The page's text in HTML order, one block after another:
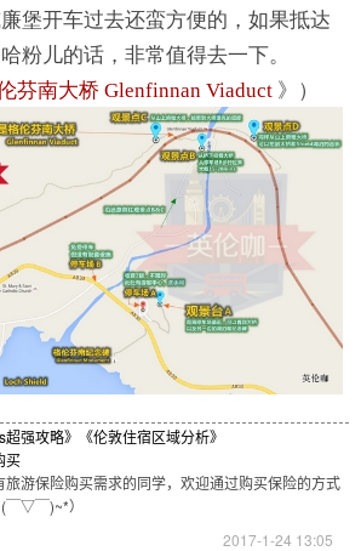
堡开车过去还蛮方便的，如果抵达
粉儿的话，非常值得去一下。
芬南大桥 Glenfinnan Viaduct 》）
强攻略》
《伦敦住宿区域分析》
买
旅游保险购买需求的同学，欢迎通过购买保险的方式
▽￣)~*）
2017-1-24 13:05